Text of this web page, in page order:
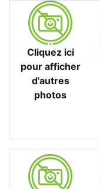
Cliquez ici
pour afficher
d'autres
photos